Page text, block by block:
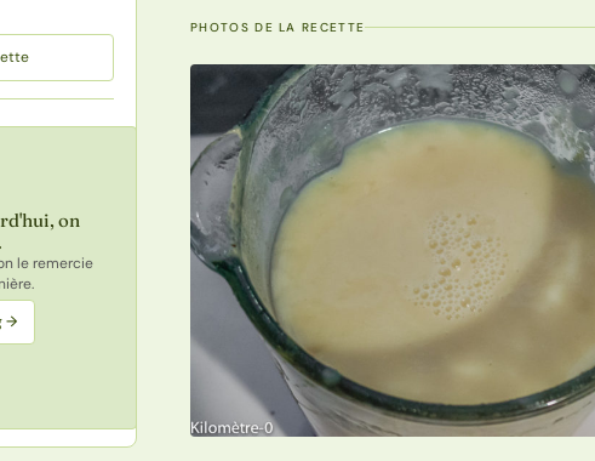
on
le remercie
→
PHOTOS DE LA RECETTE